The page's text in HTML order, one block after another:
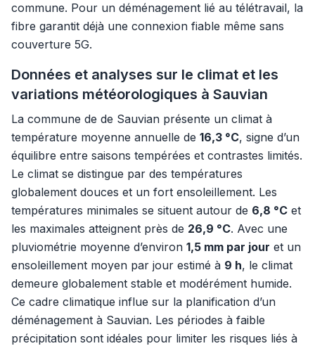
commune. Pour un déménagement lié au télétravail, la
fibre garantit déjà une connexion fiable même sans
couverture 5G.
Données et analyses sur le climat et les
variations météorologiques à Sauvian
La commune de de Sauvian présente un climat à
température moyenne annuelle de 16,3 °C, signe d’un
équilibre entre saisons tempérées et contrastes limités.
Le climat se distingue par des températures
globalement douces et un fort ensoleillement. Les
températures minimales se situent autour de 6,8 °C et
les maximales atteignent près de 26,9 °C. Avec une
pluviométrie moyenne d’environ 1,5 mm par jour et un
ensoleillement moyen par jour estimé à 9 h, le climat
demeure globalement stable et modérément humide.
Ce cadre climatique influe sur la planification d’un
déménagement à Sauvian. Les périodes à faible
précipitation sont idéales pour limiter les risques liés à